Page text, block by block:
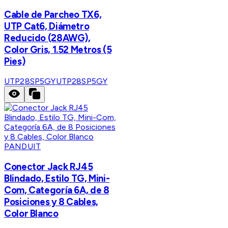
Cable de Parcheo TX6,
UTP Cat6, Diámetro
Reducido (28AWG),
Color Gris, 1.52 Metros (5
Pies)
UTP28SP5GYUTP28SP5GY
PANDUIT
Conector Jack RJ45
Blindado, Estilo TG, Mini-
Com, Categoría 6A, de 8
Posiciones y 8 Cables,
Color Blanco